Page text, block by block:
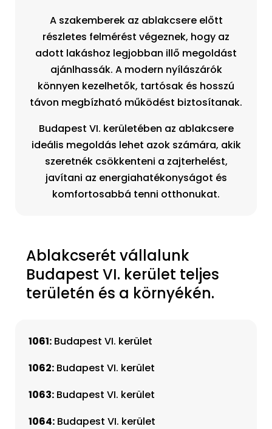
A szakemberek az ablakcsere előtt
részletes felmérést végeznek, hogy az
adott lakáshoz legjobban illő megoldást
ajánlhassák. A modern nyílászárók
könnyen kezelhetők, tartósak és hosszú
távon megbízható működést biztosítanak.
Budapest VI. kerületében az ablakcsere
ideális megoldás lehet azok számára, akik
szeretnék csökkenteni a zajterhelést,
javítani az energiahatékonyságot és
komfortosabbá tenni otthonukat.
Ablakcserét vállalunk
Budapest VI. kerület teljes
területén és a környékén.
1061: Budapest VI. kerület
1062: Budapest VI. kerület
1063: Budapest VI. kerület
1064: Budapest VI. kerület